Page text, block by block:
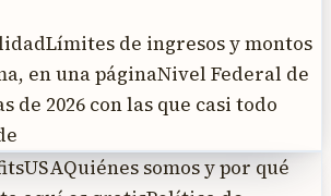
Límites de ingresos y montos
en una páginaNivel Federal de
de 2026 con las que casi todo
Quiénes somos y por qué